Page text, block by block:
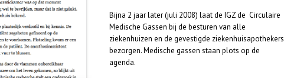
Bijna 2 jaar later (juli 2008) laat de IGZ de Circulaire
Medische Gassen bij de besturen van alle
ziekenhuizen en de gevestigde ziekenhuisapothekers
bezorgen. Medische gassen staan plots op de
agenda.